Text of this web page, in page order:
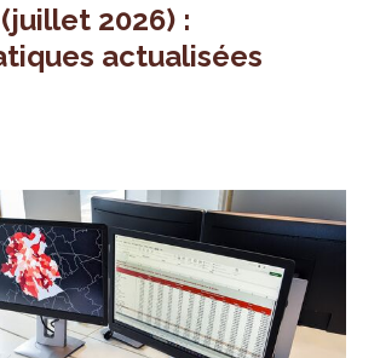
2026) :
actualisées